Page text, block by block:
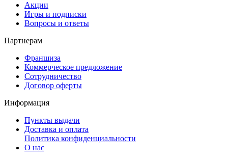
Акции
Игры и подписки
Вопросы и ответы
Партнерам
Франшиза
Коммерческое предложение
Сотрудничество
Договор оферты
Информация
Пункты выдачи
Доставка и оплата
Политика конфиденциальности
О нас